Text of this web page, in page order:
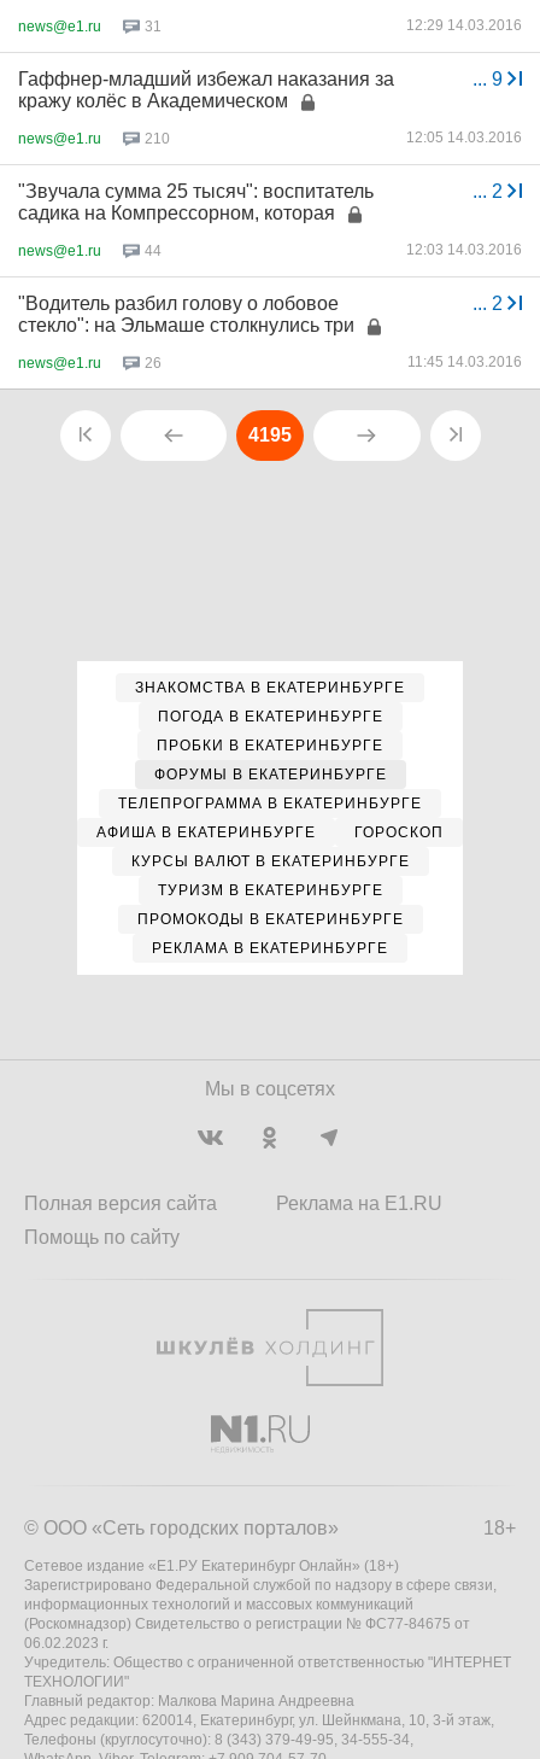
news@e1.ru 31 12:29 14.03.2016
... 9
Гаффнер-младший избежал наказания за
кражу колёс в Академическом
news@e1.ru 210 12:05 14.03.2016
... 2
"Звучала сумма 25 тысяч": воспитатель
садика на Компрессорном, которая
news@e1.ru 44 12:03 14.03.2016
... 2
"Водитель разбил голову о лобовое
стекло": на Эльмаше столкнулись три
news@e1.ru 26 11:45 14.03.2016
4195
ЗНАКОМСТВА В ЕКАТЕРИНБУРГЕ
ПОГОДА В ЕКАТЕРИНБУРГЕ
ПРОБКИ В ЕКАТЕРИНБУРГЕ
ФОРУМЫ В ЕКАТЕРИНБУРГЕ
ТЕЛЕПРОГРАММА В ЕКАТЕРИНБУРГЕ
АФИША В ЕКАТЕРИНБУРГЕ
ГОРОСКОП
КУРСЫ ВАЛЮТ В ЕКАТЕРИНБУРГЕ
ТУРИЗМ В ЕКАТЕРИНБУРГЕ
ПРОМОКОДЫ В ЕКАТЕРИНБУРГЕ
РЕКЛАМА В ЕКАТЕРИНБУРГЕ
Мы в соцсетях
Полная версия сайта
Помощь по сайту
Реклама на E1.RU
18+
© ООО «Сеть городских порталов»
Сетевое издание «Е1.РУ Екатеринбург Онлайн» (18+)
Зарегистрировано Федеральной службой по надзору в сфере связи,
информационных технологий и массовых коммуникаций
(Роскомнадзор) Свидетельство о регистрации № ФС77-84675 от
06.02.2023 г.
Учредитель: Общество с ограниченной ответственностью "ИНТЕРНЕТ
ТЕХНОЛОГИИ"
Главный редактор: Малкова Марина Андреевна
Адрес редакции: 620014, Екатеринбург, ул. Шейнкмана, 10, 3-й этаж,
Телефоны (круглосуточно): 8 (343) 379-49-95, 34-555-34,